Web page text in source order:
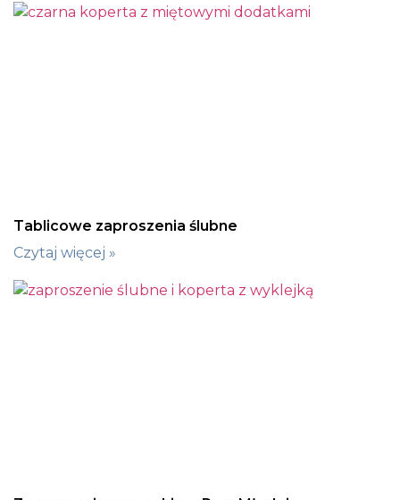
Tablicowe zaproszenia ślubne
Czytaj więcej »